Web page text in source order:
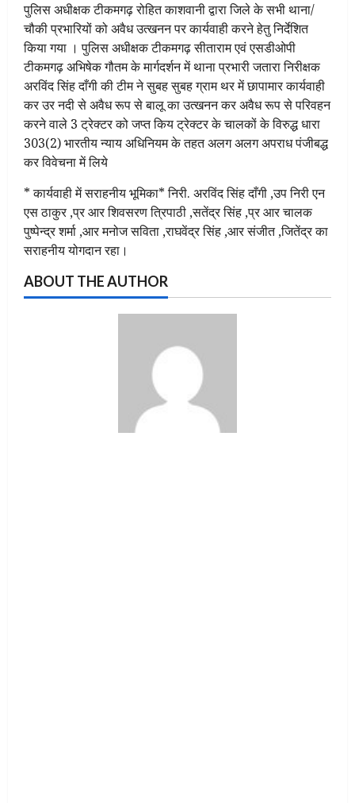
पुलिस अधीक्षक टीकमगढ़ रोहित काशवानी द्वारा जिले के सभी थाना/
चौकी प्रभारियों को अवैध उत्खनन पर कार्यवाही करने हेतु निर्देशित
किया गया । पुलिस अधीक्षक टीकमगढ़ सीताराम एवं एसडीओपी
टीकमगढ़ अभिषेक गौतम के मार्गदर्शन में थाना प्रभारी जतारा निरीक्षक
अरविंद सिंह दाँगी की टीम ने सुबह सुबह ग्राम थर में छापामार कार्यवाही
कर उर नदी से अवैध रूप से बालू का उत्खनन कर अवैध रूप से परिवहन
करने वाले 3 ट्रेक्टर को जप्त किय ट्रेक्टर के चालकों के विरुद्ध धारा
303(2) भारतीय न्याय अधिनियम के तहत अलग अलग अपराध पंजीबद्ध
कर विवेचना में लिये
* कार्यवाही में सराहनीय भूमिका* निरी. अरविंद सिंह दाँगी ,उप निरी एन
एस ठाकुर ,प्र आर शिवसरण त्रिपाठी ,सतेंद्र सिंह ,प्र आर चालक
पुष्पेन्द्र शर्मा ,आर मनोज सविता ,राघवेंद्र सिंह ,आर संजीत ,जितेंद्र का
सराहनीय योगदान रहा।
ABOUT THE AUTHOR